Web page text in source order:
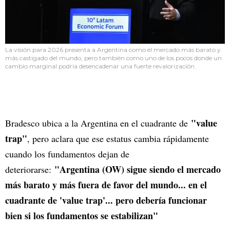
La visión para 2026 presenta a Argentina como el mercado más barato y
más castigado del mundo, pero también como uno de los pocos donde un
cambio marginal podría desencadenar una fuerte revalorización.
Bradesco ubica a la Argentina en el cuadrante de "value
trap", pero aclara que ese estatus cambia rápidamente
cuando los fundamentos dejan de
deteriorarse: "Argentina (OW) sigue siendo el mercado
más barato y más fuera de favor del mundo... en el
cuadrante de 'value trap'... pero debería funcionar
bien si los fundamentos se estabilizan"